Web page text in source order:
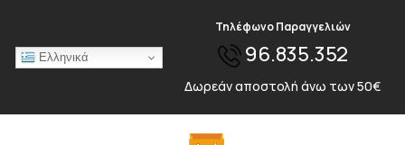
contentΕλληνικά
Τηλέφωνο Παραγγελιών
96.835.352
Δωρεάν αποστολή άνω των 50€